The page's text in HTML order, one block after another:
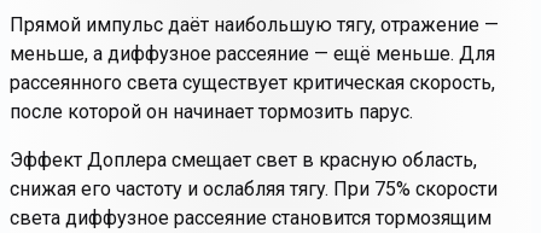
Прямой импульс даёт наибольшую тягу, отражение —
меньше, а диффузное рассеяние — ещё меньше. Для
рассеянного света существует критическая скорость,
после которой он начинает тормозить парус.
Эффект Доплера смещает свет в красную область,
снижая его частоту и ослабляя тягу. При 75% скорости
света диффузное рассеяние становится тормозящим